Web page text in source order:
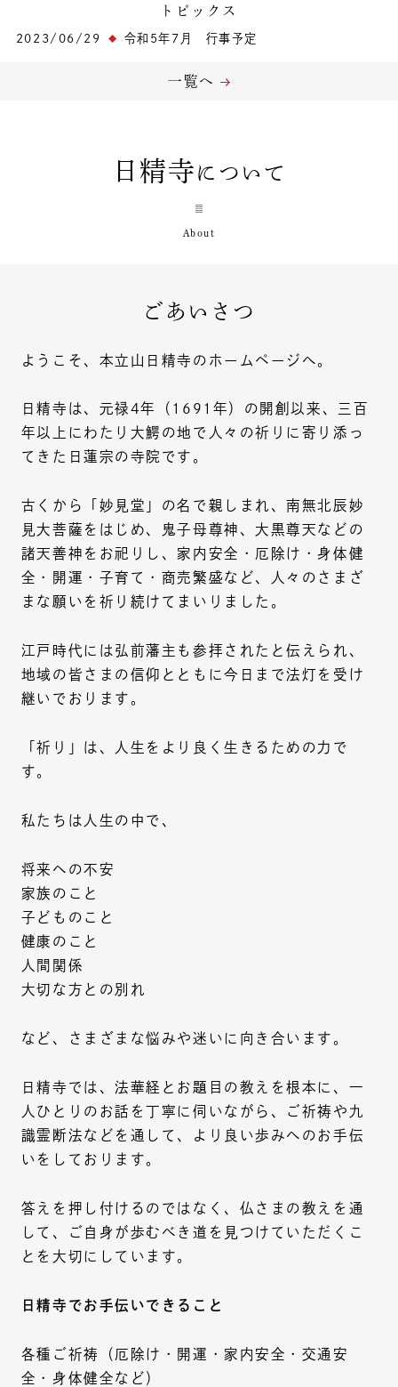
トピックス
2023/06/29 令和5年7月 行事予定
一覧へ
日精寺 について
ごあいさつ
ようこそ、本立山日精寺のホームページへ。
日精寺は、元禄4年（1691年）の開創以来、三百
年以上にわたり大鰐の地で人々の祈りに寄り添っ
てきた日蓮宗の寺院です。
古くから「妙見堂」の名で親しまれ、南無北辰妙
見大菩薩をはじめ、鬼子母尊神、大黒尊天などの
諸天善神をお祀りし、家内安全・厄除け・身体健
全・開運・子育て・商売繁盛など、人々のさまざ
まな願いを祈り続けてまいりました。
江戸時代には弘前藩主も参拝されたと伝えられ、
地域の皆さまの信仰とともに今日まで法灯を受け
継いでおります。
「祈り」は、人生をより良く生きるための力で
す。
私たちは人生の中で、
将来への不安
家族のこと
子どものこと
健康のこと
人間関係
大切な方との別れ
など、さまざまな悩みや迷いに向き合います。
日精寺では、法華経とお題目の教えを根本に、一
人ひとりのお話を丁寧に伺いながら、ご祈祷や九
識霊断法などを通して、より良い歩みへのお手伝
いをしております。
答えを押し付けるのではなく、仏さまの教えを通
して、ご自身が歩むべき道を見つけていただくこ
とを大切にしています。
日精寺でお手伝いできること
各種ご祈祷（厄除け・開運・家内安全・交通安
全・身体健全など）